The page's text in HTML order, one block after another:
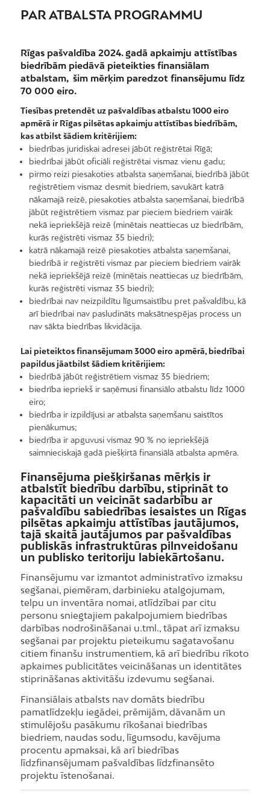
PAR ATBALSTA PROGRAMMU
Rīgas pašvaldība 2024. gadā apkaimju attīstības
biedrībām piedāvā pieteikties finansiālam
atbalstam, šim mērķim paredzot finansējumu līdz
70 000 eiro.
Tiesības pretendēt uz pašvaldības atbalstu 1000 eiro
apmērā ir Rīgas pilsētas apkaimju attīstības biedrībām,
kas atbilst šādiem kritērijiem:
biedrības juridiskai adresei jābūt reģistrētai Rīgā;
biedrībai jābūt oficiāli reģistrētai vismaz vienu gadu;
pirmo reizi piesakoties atbalsta saņemšanai, biedrībā jābūt
reģistrētiem vismaz desmit biedriem, savukārt katrā
nākamajā reizē, piesakoties atbalsta saņemšanai, biedrībā
jābūt reģistrētiem vismaz par pieciem biedriem vairāk
nekā iepriekšējā reizē (minētais neattiecas uz biedrībām,
kurās reģistrēti vismaz 35 biedri);
katrā nākamajā reizē piesakoties atbalsta saņemšanai,
biedrībā ir reģistrēti vismaz par pieciem biedriem vairāk
nekā iepriekšējā reizē (minētais neattiecas uz biedrībām,
kurās reģistrēti vismaz 35 biedri);
biedrībai nav neizpildītu līgumsaistību pret pašvaldību, kā
arī biedrībai nav pasludināts maksātnespējas process un
nav sākta biedrības likvidācija.
Lai pieteiktos finansējumam 3000 eiro apmērā, biedrībai
papildus jāatbilst šādiem kritērijiem:
biedrībā jābūt reģistrētiem vismaz 35 biedriem;
biedrība iepriekš ir saņēmusi finansiālo atbalstu līdz 1000
eiro;
biedrība ir izpildījusi ar atbalsta saņemšanu saistītos
pienākumus;
biedrība ir apguvusi vismaz 90 % no iepriekšējā
saimnieciskajā gadā piešķirtā finansiālā atbalsta apmēra.
Finansējuma piešķiršanas mērķis ir
atbalstīt biedrību darbību, stiprināt to
kapacitāti un veicināt sadarbību ar
pašvaldību sabiedrības iesaistes un Rīgas
pilsētas apkaimju attīstības jautājumos,
tajā skaitā jautājumos par pašvaldības
publiskās infrastruktūras pilnveidošanu
un publisko teritoriju labiekārtošanu.
Finansējumu var izmantot administratīvo izmaksu
segšanai, piemēram, darbinieku atalgojumam,
telpu un inventāra nomai, atlīdzībai par citu
personu sniegtajiem pakalpojumiem biedrības
darbības nodrošināšanai u.tml., tāpat arī izmaksu
segšanai par projektu pieteikumu sagatavošanu
citiem finanšu instrumentiem, kā arī biedrību rīkoto
apkaimes publicitātes veicināšanas un identitātes
stiprināšanas aktivitāšu izdevumu segšanai.
Finansiālais atbalsts nav domāts biedrību
pamatlīdzekļu iegādei, prēmijām, dāvanām un
stimulējošu pasākumu rīkošanai biedrības
biedriem, naudas sodu, līgumsodu, kavējuma
procentu apmaksai, kā arī biedrības
līdzfinansējumam pašvaldības līdzfinansēto
projektu īstenošanai.